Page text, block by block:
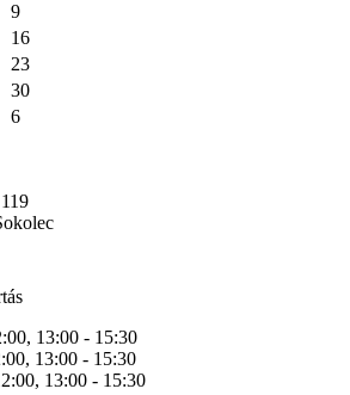
9
16
23
30
6
13:00 - 15:30
13:00 - 15:30
13:00 - 15:30